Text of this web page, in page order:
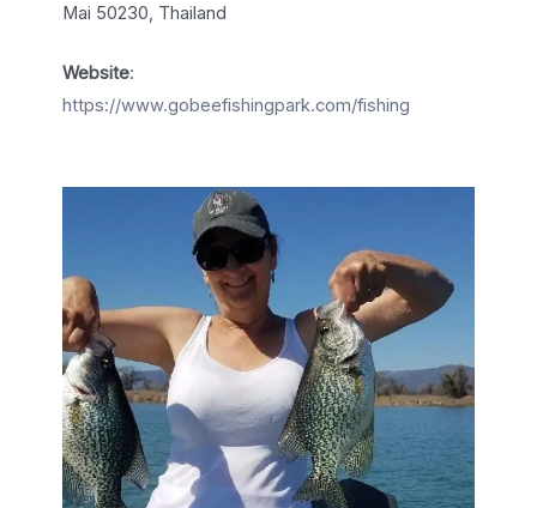
Mai 50230, Thailand
Website:
https://www.gobeefishingpark.com/fishing